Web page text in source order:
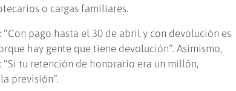
o cargas familiares.
pago hasta el 30 de abril y con devolución es
hay gente que tiene devolución”. Asimismo,
tu retención de honorario era un millón,
previsión”.